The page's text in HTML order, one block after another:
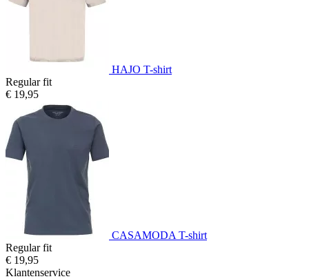
HAJO T-shirt
Regular fit
€ 19,95
CASAMODA T-shirt
Regular fit
€ 19,95
Klantenservice